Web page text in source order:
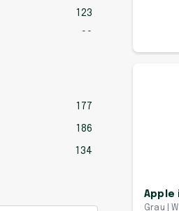
123
177
186
134
Apple
Grau |